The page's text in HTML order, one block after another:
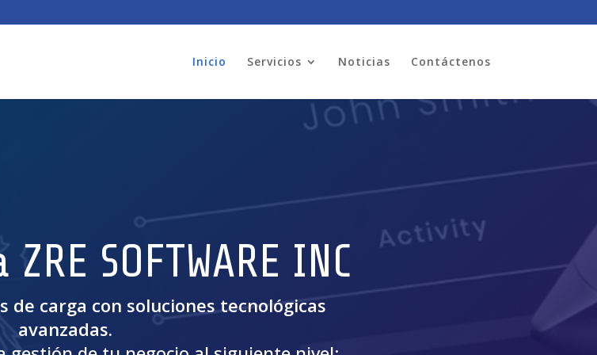
Inicio Servicios Noticias Contáctenos
SOFTWARE INC
de carga con soluciones tecnológicas
avanzadas.